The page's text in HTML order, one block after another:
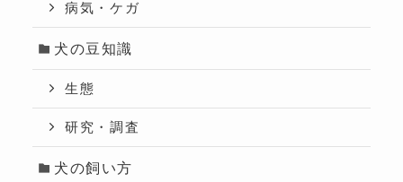
病気・ケガ
犬の豆知識
生態
研究・調査
犬の飼い方